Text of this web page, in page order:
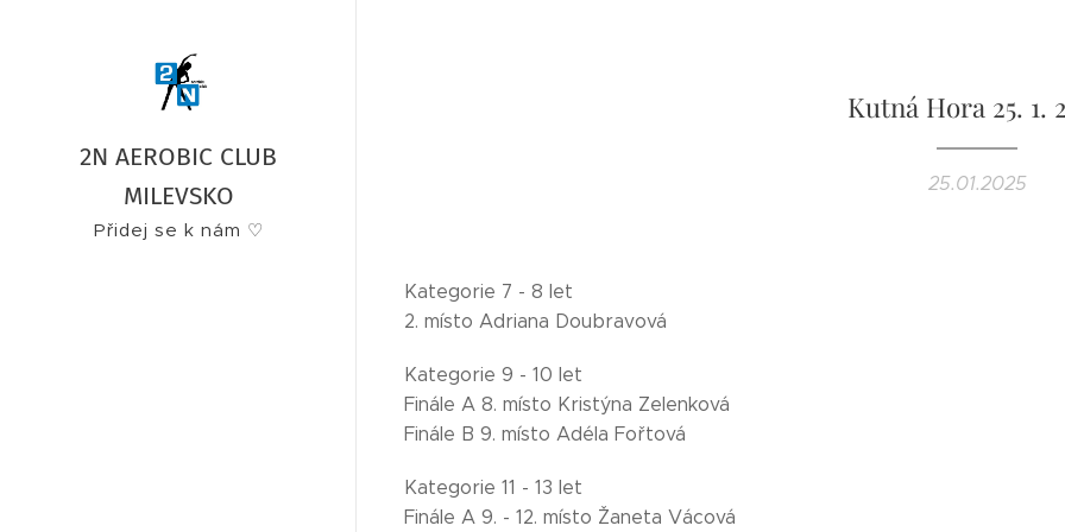
2N AEROBIC CLUB
MILEVSKO
Přidej se k nám ♡
Kutná Hora 25. 1.
25.01.2025
Kategorie 7 - 8 let
2. místo Adriana Doubravová
Kategorie 9 - 10 let
Finále A 8. místo Kristýna Zelenková
Finále B 9. místo Adéla Fořtová
Kategorie 11 - 13 let
Finále A 9. - 12. místo Žaneta Vácová